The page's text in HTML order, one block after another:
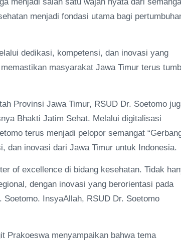
menjadi fondasi utama bagi
dedikasi, kompetensi, dan inovasi yang
masyarakat Jawa Timur terus
Provinsi Jawa Timur, RSUD Dr. Soetomo
Bhakti Jatim Sehat. Melalui digitalisasi
terus menjadi pelopor semangat
dan inovasi dari Jawa Timur untuk Indonesia.
of excellence di bidang kesehatan. Tidak
dengan inovasi yang berorientasi pada
InsyaAllah, RSUD Dr. Soetomo
Prakoeswa menyampaikan bahwa tema